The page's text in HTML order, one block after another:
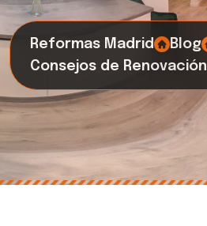
Reformas Madrid
Blog
Consejos de Renovación